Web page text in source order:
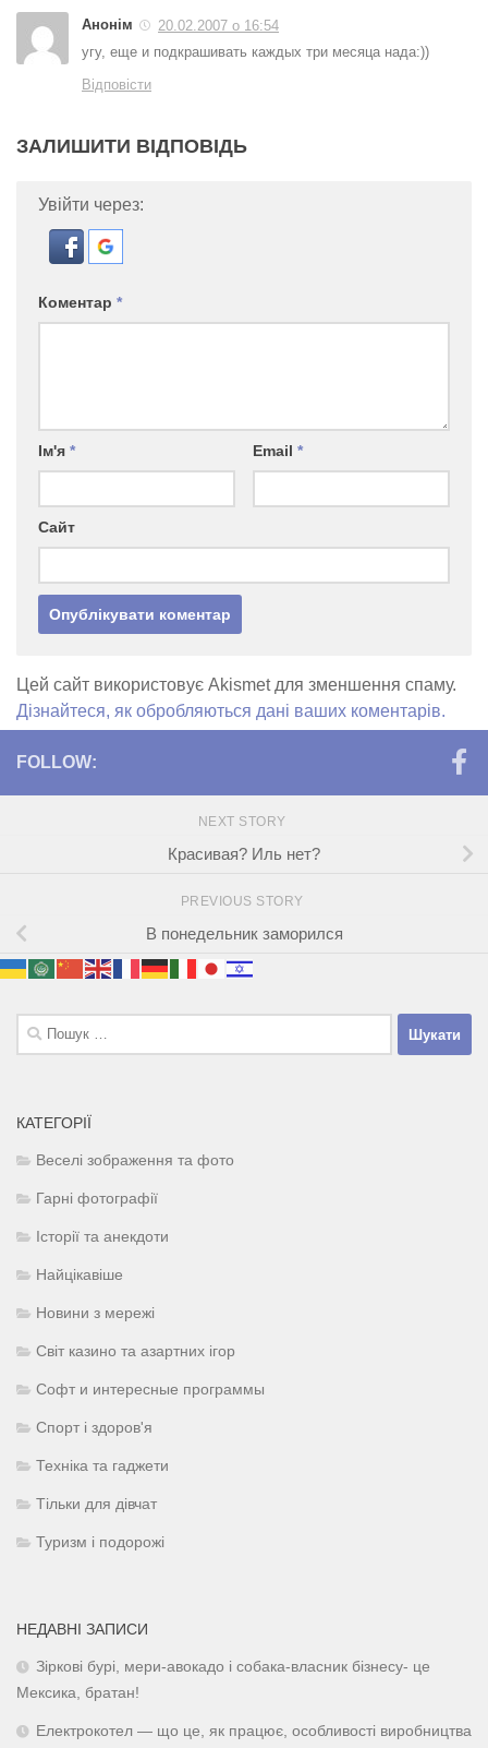
Анонім
20.02.2007 о 16:54
угу, еще и подкрашивать каждых три месяца нада:))
Відповісти
ЗАЛИШИТИ ВІДПОВІДЬ
Увійти через:
Коментар *
Ім'я * Email *
Сайт
Цей сайт використовує Akismet для зменшення спаму.
Дізнайтеся, як обробляються дані ваших коментарів.
FOLLOW:
NEXT STORY
Красивая? Иль нет?
PREVIOUS STORY
В понедельник заморился
Пошук:
КАТЕГОРІЇ
Веселі зображення та фото
Гарні фотографії
Історії та анекдоти
Найцікавіше
Новини з мережі
Світ казино та азартних ігор
Софт и интересные программы
Спорт і здоров'я
Техніка та гаджети
Тільки для дівчат
Туризм і подорожі
НЕДАВНІ ЗАПИСИ
Зіркові бурі, мери-авокадо і собака-власник бізнесу- це
Мексика, братан!
Електрокотел — що це, як працює, особливості виробництва